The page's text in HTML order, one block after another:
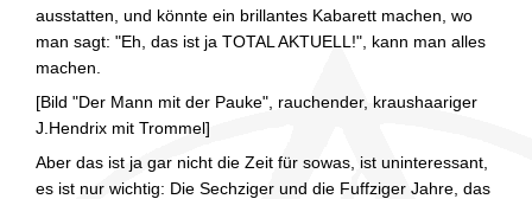
ausstatten, und könnte ein brillantes Kabarett machen, wo
man sagt: "Eh, das ist ja TOTAL AKTUELL!", kann man alles
machen.
[Bild "Der Mann mit der Pauke", rauchender, kraushaariger
J.Hendrix mit Trommel]
Aber das ist ja gar nicht die Zeit für sowas, ist uninteressant,
es ist nur wichtig: Die Sechziger und die Fuffziger Jahre, das